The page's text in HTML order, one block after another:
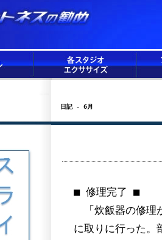
日記 - 6月
■ 修理完了 ■
「炊飯器の修理
に取りに行った。